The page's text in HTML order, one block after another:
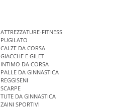
ATTREZZATURE-FITNESS
PUGILATO
CALZE DA CORSA
GIACCHE E GILET
INTIMO DA CORSA
PALLE DA GINNASTICA
REGGISENI
SCARPE
TUTE DA GINNASTICA
ZAINI SPORTIVI